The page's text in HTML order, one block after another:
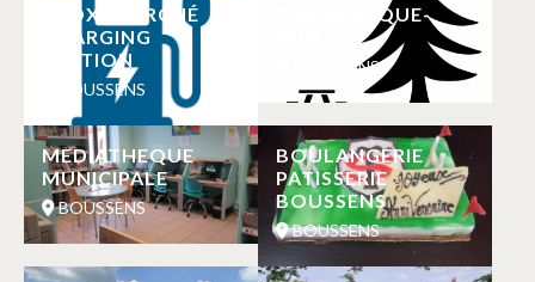
PROXI MARCHÉ
CHARGING
STATION
BOUSSENS
AIRE DE PIQUE-
BOUSSENS
MEDIATHEQUE
MUNICIPALE
BOUSSENS
BOULANGERIE
PATISSERIE
BOUSSENS
BOUSSENS